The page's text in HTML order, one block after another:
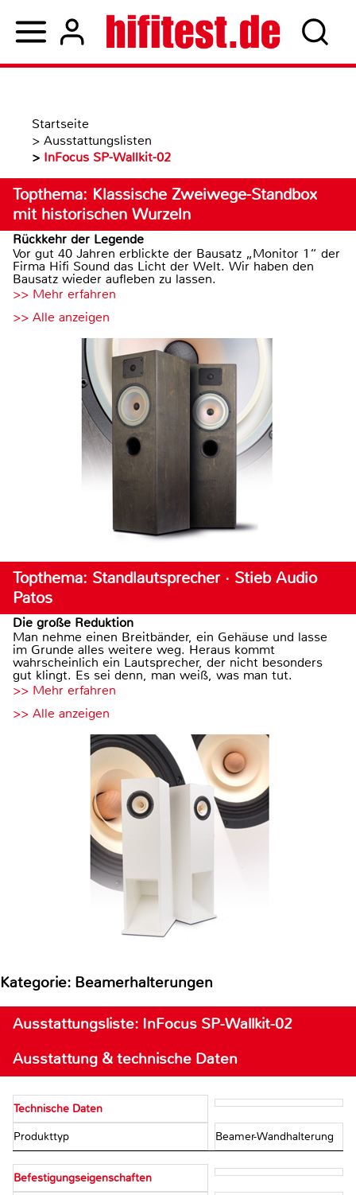
Startseite
> Ausstattungslisten
> InFocus SP-Wallkit-02
Topthema: Klassische Zweiwege-Standbox
mit historischen Wurzeln
Rückkehr der Legende
Vor gut 40 Jahren erblickte der Bausatz „Monitor 1“ der
Firma Hifi Sound das Licht der Welt. Wir haben den
Bausatz wieder aufleben zu lassen.
>> Mehr erfahren
>> Alle anzeigen
Topthema: Standlautsprecher · Stieb Audio
Patos
Die große Reduktion
Man nehme einen Breitbänder, ein Gehäuse und lasse
im Grunde alles weitere weg. Heraus kommt
wahrscheinlich ein Lautsprecher, der nicht besonders
gut klingt. Es sei denn, man weiß, was man tut.
>> Mehr erfahren
>> Alle anzeigen
Kategorie: Beamerhalterungen
Ausstattungsliste: InFocus SP-Wallkit-02
Ausstattung & technische Daten
Technische Daten
Produkttyp Beamer-Wandhalterung
Befestigungseigenschaften